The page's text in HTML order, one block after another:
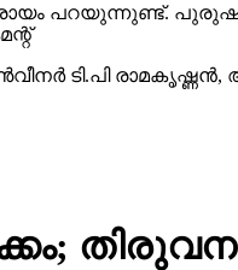
പറയുന്നുണ്ട്.
ടി.പി